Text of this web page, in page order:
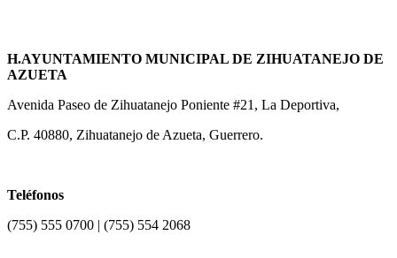
H.AYUNTAMIENTO MUNICIPAL DE ZIHUATANEJO DE
AZUETA
Avenida Paseo de Zihuatanejo Poniente #21, La Deportiva,
C.P. 40880, Zihuatanejo de Azueta, Guerrero.
Teléfonos
(755) 555 0700 | (755) 554 2068